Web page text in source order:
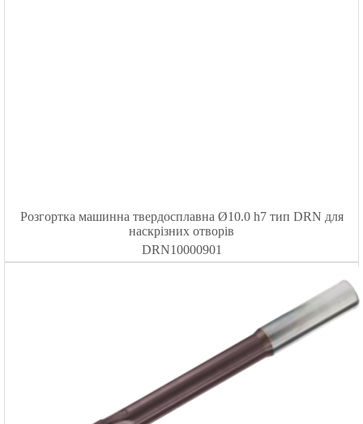
Розгортка машинна твердосплавна Ø10.0 h7 тип DRN для
наскрізних отворів
DRN10000901